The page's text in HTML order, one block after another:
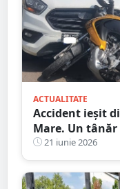
ACTUALITATE
Accident ieșit
Mare. Un
praf Codul
21 iunie 2026